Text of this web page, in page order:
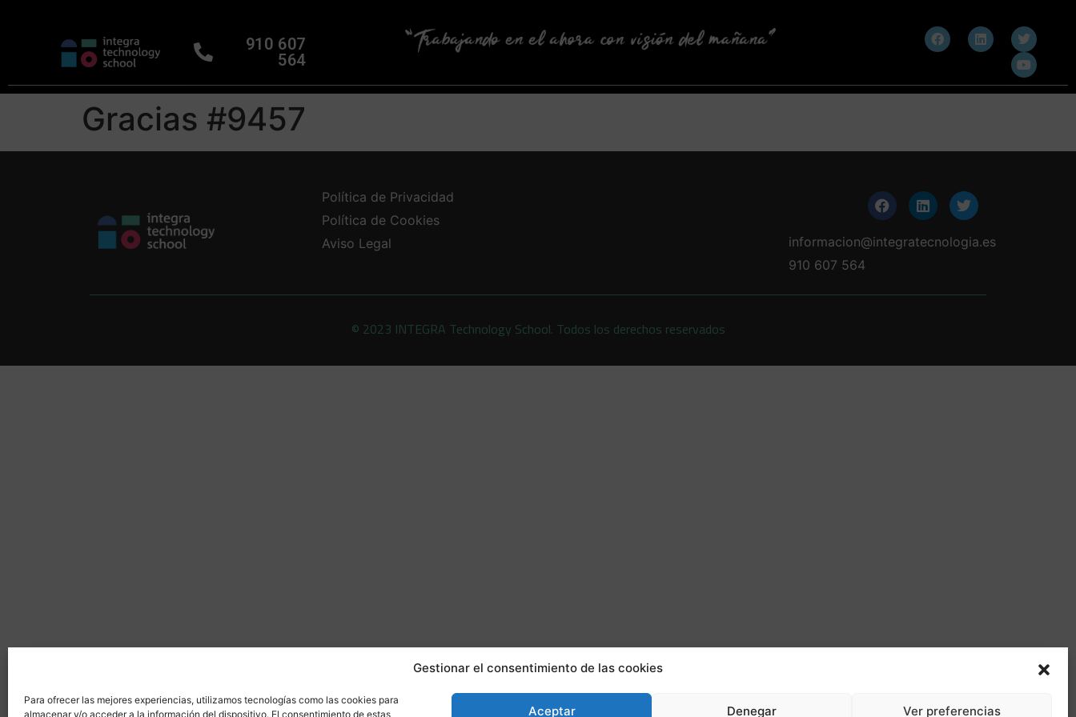
Gestionar el consentimiento de las cookies
Para ofrecer las mejores experiencias, utilizamos tecnologías como las cookies para
almacenar y/o acceder a la información del dispositivo. El consentimiento de estas
Aceptar Denegar Ver preferencias
910 607
564
Gracias #9457
Política de Privacidad
Política de Cookies
Aviso Legal
informacion@integratecnologia.es
910 607 564
© 2023 INTEGRA Technology School. Todos los derechos reservados